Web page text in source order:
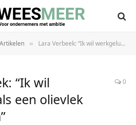
Artikelen » Lara Verbeek: “Ik wil werkgeluk als een olievlek verspreiden”
“Ik wil
een olievlek
0